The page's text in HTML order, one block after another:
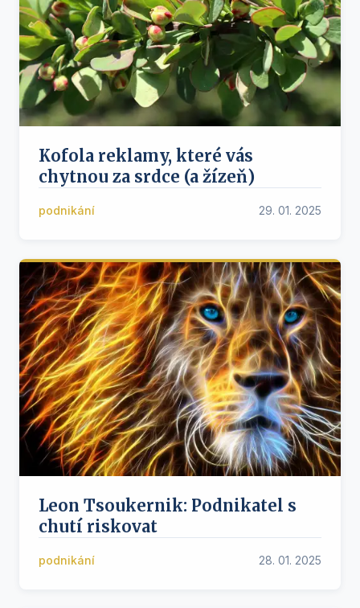
Kofola reklamy, které vás
chytnou za srdce (a žízeň)
podnikání 29. 01. 2025
Leon Tsoukernik: Podnikatel s
chutí riskovat
podnikání 28. 01. 2025